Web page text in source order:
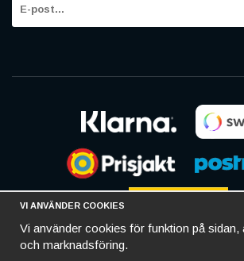
VI ANVÄNDER COOKIES
Vi använder cookies för funktion på sidan,
och marknadsföring.